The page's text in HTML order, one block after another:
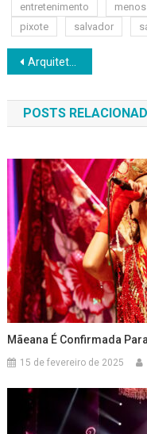
entretenimento
pixote
salvador
Navegação
de
Post
Arquiteto Márcio Davi na CASACOR Bahia 2023
POSTS
Mãeana É Confirmada
15 de fevereiro de 2025